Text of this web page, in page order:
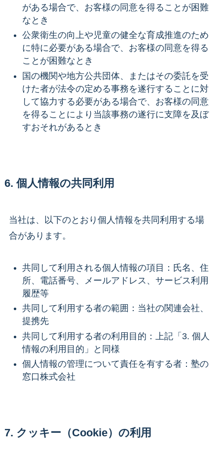
がある場合で、お客様の同意を得ることが困難
なとき
公衆衛生の向上や児童の健全な育成推進のため
に特に必要がある場合で、お客様の同意を得る
ことが困難なとき
国の機関や地方公共団体、またはその委託を受
けた者が法令の定める事務を遂行することに対
して協力する必要がある場合で、お客様の同意
を得ることにより当該事務の遂行に支障を及ぼ
すおそれがあるとき
6. 個人情報の共同利用
当社は、以下のとおり個人情報を共同利用する場
合があります。
共同して利用される個人情報の項目：氏名、住
所、電話番号、メールアドレス、サービス利用
履歴等
共同して利用する者の範囲：当社の関連会社、
提携先
共同して利用する者の利用目的：上記「3. 個人
情報の利用目的」と同様
個人情報の管理について責任を有する者：塾の
窓口株式会社
7. クッキー（Cookie）の利用